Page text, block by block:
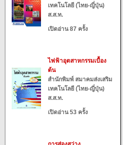
เทคโนโลยี (ไทย-ญี่ปุ่น)
ส.ส.ท.
เปิดอ่าน 87 ครั้ง
ไฟฟ้าอุตสาหกรรมเบื้อง
ต้น
สำนักพิมพ์ สมาคมส่งเสริม
เทคโนโลยี (ไทย-ญี่ปุ่น)
ส.ส.ท.
เปิดอ่าน 53 ครั้ง